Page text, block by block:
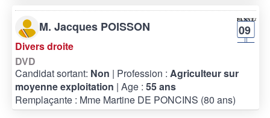
M. Jacques POISSON 09
Divers droite
DVD
Candidat sortant: Non | Profession : Agriculteur sur
moyenne exploitation | Age : 55 ans
Remplaçante : Mme Martine DE PONCINS (80 ans)